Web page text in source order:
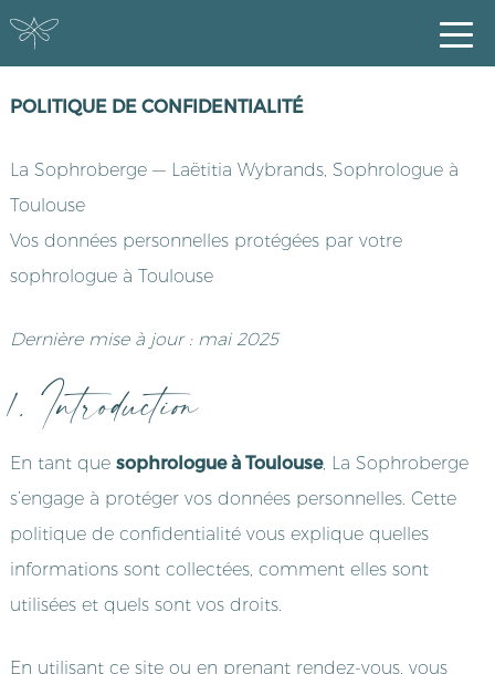
POLITIQUE DE CONFIDENTIALITÉ
La Sophroberge — Laëtitia Wybrands, Sophrologue à
Toulouse
Vos données personnelles protégées par votre
sophrologue à Toulouse
Dernière mise à jour : mai 2025
1. Introduction
En tant que sophrologue à Toulouse, La Sophroberge
s’engage à protéger vos données personnelles. Cette
politique de confidentialité vous explique quelles
informations sont collectées, comment elles sont
utilisées et quels sont vos droits.
En utilisant ce site ou en prenant rendez-vous, vous